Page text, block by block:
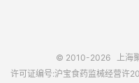
© 2010-2026 上海
许可证编号:沪宝食药监械经营许